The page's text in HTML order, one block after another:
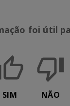
foi útil
SIM NÃO